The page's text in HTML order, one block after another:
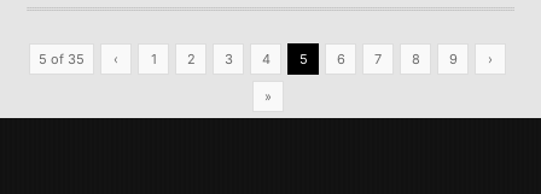
5 of 35 ‹ 1 2 3 4 5 6 7 8 9 ›
»